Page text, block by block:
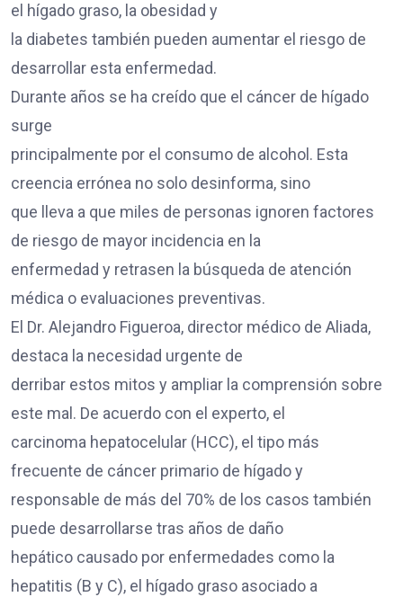
el hígado graso, la obesidad y
la diabetes también pueden aumentar el riesgo de
desarrollar esta enfermedad.
Durante años se ha creído que el cáncer de hígado
surge
principalmente por el consumo de alcohol. Esta
creencia errónea no solo desinforma, sino
que lleva a que miles de personas ignoren factores
de riesgo de mayor incidencia en la
enfermedad y retrasen la búsqueda de atención
médica o evaluaciones preventivas.
El Dr. Alejandro Figueroa, director médico de Aliada,
destaca la necesidad urgente de
derribar estos mitos y ampliar la comprensión sobre
este mal. De acuerdo con el experto, el
carcinoma hepatocelular (HCC), el tipo más
frecuente de cáncer primario de hígado y
responsable de más del 70% de los casos también
puede desarrollarse tras años de daño
hepático causado por enfermedades como la
hepatitis (B y C), el hígado graso asociado a